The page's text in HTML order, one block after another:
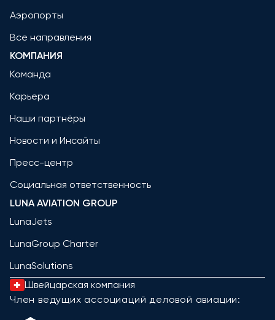
Аэропорты
Все направления
КОМПАНИЯ
Команда
Карьера
Наши партнёры
Новости и Инсайты
Пресс-центр
Социальная ответственность
LUNA AVIATION GROUP
LunaJets
LunaGroup Charter
LunaSolutions
Швейцарская компания
Член ведущих ассоциаций деловой авиации: